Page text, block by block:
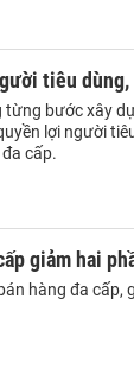
tiêu
bước xây
lợi người
cấp.
giảm hai
hàng đa cấp,